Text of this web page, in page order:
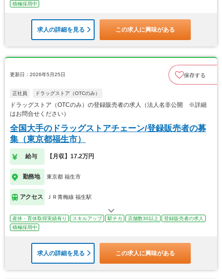
積極採用中
求人の詳細を見る この求人に興味がある
更新日：2026年5月25日 保存する
正社員 ドラッグストア（OTCのみ）
ドラッグストア（OTCのみ）の登録販売者の求人（法人名非公開 ※詳細
はお問合せください）
全国大手のドラッグストアチェーン/登録販売者の募
集（東京都福生市）
給与 【月収】17.2万円
勤務地 東京都 福生市
アクセス ＪＲ青梅線 福生駅
産休・育休取得実績有り スキルアップ 駅チカ 店舗数30以上
登録販売者の求人
積極採用中
求人の詳細を見る この求人に興味がある